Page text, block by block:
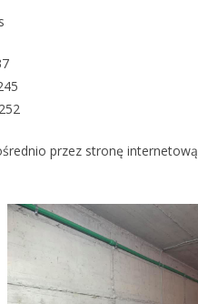
przez stronę internetową